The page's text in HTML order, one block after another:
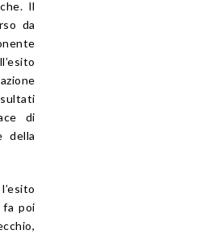
Il
da
di
della
fa poi